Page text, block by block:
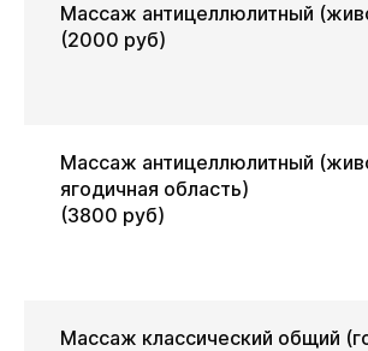
Массаж антицеллюлитный
(2000 руб)
Массаж антицеллюлитный
ягодичная область)
(3800 руб)
Массаж классический общий